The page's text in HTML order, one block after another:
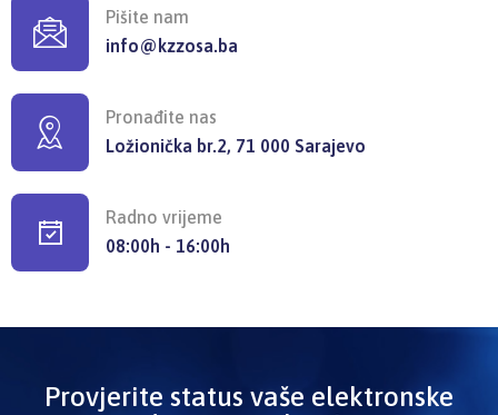
Pišite nam
info@kzzosa.ba
Pronađite nas
Ložionička br.2, 71 000 Sarajevo
Radno vrijeme
08:00h - 16:00h
Provjerite status vaše elektronske